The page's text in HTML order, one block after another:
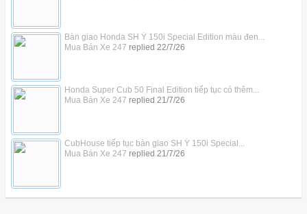
Bàn giao Honda SH Ý 150i Special Edition màu đen...
Mua Bán Xe 247 replied 22/7/26
Honda Super Cub 50 Final Edition tiếp tục có thêm...
Mua Bán Xe 247 replied 21/7/26
CubHouse tiếp tục bàn giao SH Ý 150i Special...
Mua Bán Xe 247 replied 21/7/26